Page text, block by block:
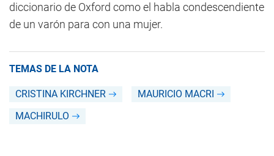
diccionario de Oxford como el habla condescendiente
de un varón para con una mujer.
TEMAS DE LA NOTA
CRISTINA KIRCHNER
MAURICIO MACRI
MACHIRULO